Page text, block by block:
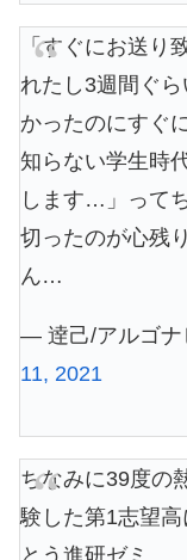
「すぐにお送り
れたし3週間ぐ
かったのにすぐ
知らない学生時
します…」って
切ったのが心残
ん…
— 逹己/アルゴナ
11, 2021
ちなみに39度の
験した第1志望
とう進研ゼミ